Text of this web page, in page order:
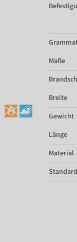
Maße
Breite
Gewicht
Länge
Material